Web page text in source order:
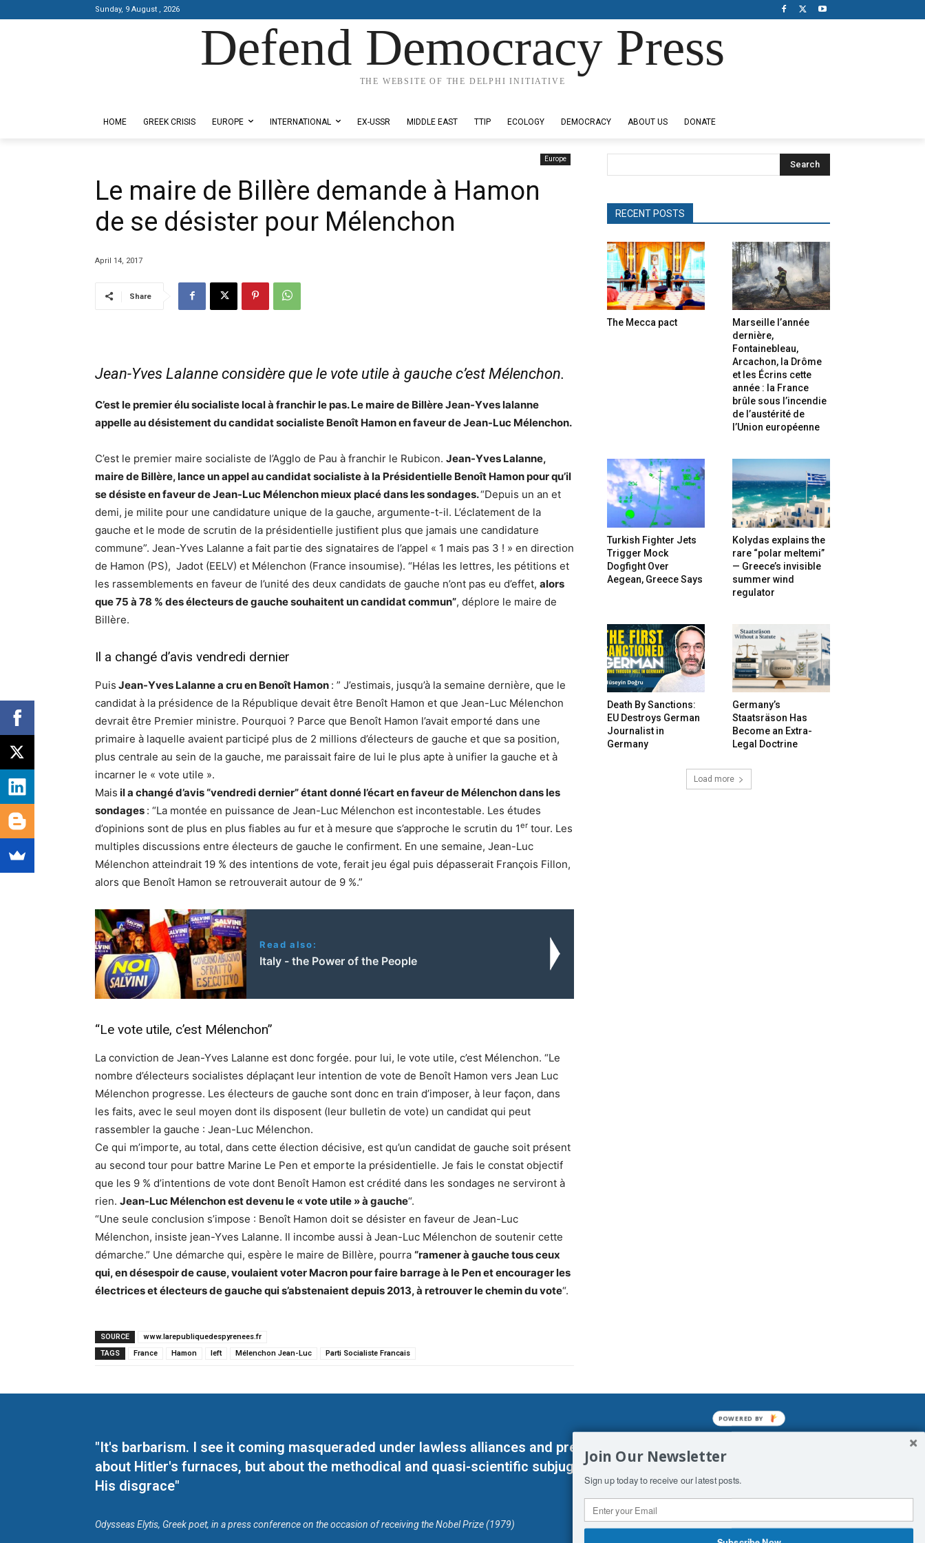
Sunday, 9 August , 2026
Defend Democracy Press
THE WEBSITE OF THE DELPHI INITIATIVE
HOME GREEK CRISIS EUROPE INTERNATIONAL EX-USSR MIDDLE EAST TTIP ECOLOGY DEMOCRACY ABOUT US DONATE
Europe
Le maire de Billère demande à Hamon
de se désister pour Mélenchon
April 14, 2017
Share
Jean-Yves Lalanne considère que le vote utile à gauche c’est Mélenchon.
C’est le premier élu socialiste local à franchir le pas. Le maire de Billère Jean-Yves lalanne
appelle au désistement du candidat socialiste Benoît Hamon en faveur de Jean-Luc Mélenchon.
C’est le premier maire socialiste de l’Agglo de Pau à franchir le Rubicon. Jean-Yves Lalanne,
maire de Billère, lance un appel au candidat socialiste à la Présidentielle Benoît Hamon pour qu’il
se désiste en faveur de Jean-Luc Mélenchon mieux placé dans les sondages.“Depuis un an et
demi, je milite pour une candidature unique de la gauche, argumente-t-il. L’éclatement de la
gauche et le mode de scrutin de la présidentielle justifient plus que jamais une candidature
commune”. Jean-Yves Lalanne a fait partie des signataires de l’appel « 1 mais pas 3 ! » en direction
de Hamon (PS), Jadot (EELV) et Mélenchon (France insoumise). “Hélas les lettres, les pétitions et
les rassemblements en faveur de l’unité des deux candidats de gauche n’ont pas eu d’effet, alors
que 75 à 78 % des électeurs de gauche souhaitent un candidat commun”, déplore le maire de
Billère.
Il a changé d’avis vendredi dernier
Puis Jean-Yves Lalanne a cru en Benoît Hamon : ” J’estimais, jusqu’à la semaine dernière, que le
candidat à la présidence de la République devait être Benoît Hamon et que Jean-Luc Mélenchon
devrait être Premier ministre. Pourquoi ? Parce que Benoît Hamon l’avait emporté dans une
primaire à laquelle avaient participé plus de 2 millions d’électeurs de gauche et que sa position,
plus centrale au sein de la gauche, me paraissait faire de lui le plus apte à unifier la gauche et à
incarner le « vote utile ».
Mais il a changé d’avis “vendredi dernier” étant donné l’écart en faveur de Mélenchon dans les
sondages : “La montée en puissance de Jean-Luc Mélenchon est incontestable. Les études
d’opinions sont de plus en plus fiables au fur et à mesure que s’approche le scrutin du 1er tour. Les
multiples discussions entre électeurs de gauche le confirment. En une semaine, Jean-Luc
Mélenchon atteindrait 19 % des intentions de vote, ferait jeu égal puis dépasserait François Fillon,
alors que Benoît Hamon se retrouverait autour de 9 %.”
Read also:
Italy - the Power of the People
“Le vote utile, c’est Mélenchon”
La conviction de Jean-Yves Lalanne est donc forgée. pour lui, le vote utile, c’est Mélenchon. “Le
nombre d’électeurs socialistes déplaçant leur intention de vote de Benoît Hamon vers Jean Luc
Mélenchon progresse. Les électeurs de gauche sont donc en train d’imposer, à leur façon, dans
les faits, avec le seul moyen dont ils disposent (leur bulletin de vote) un candidat qui peut
rassembler la gauche : Jean-Luc Mélenchon.
Ce qui m’importe, au total, dans cette élection décisive, est qu’un candidat de gauche soit présent
au second tour pour battre Marine Le Pen et emporte la présidentielle. Je fais le constat objectif
que les 9 % d’intentions de vote dont Benoît Hamon est crédité dans les sondages ne serviront à
rien. Jean-Luc Mélenchon est devenu le « vote utile » à gauche“.
“Une seule conclusion s’impose : Benoît Hamon doit se désister en faveur de Jean-Luc
Mélenchon, insiste jean-Yves Lalanne. Il incombe aussi à Jean-Luc Mélenchon de soutenir cette
démarche.” Une démarche qui, espère le maire de Billère, pourra “ramener à gauche tous ceux
qui, en désespoir de cause, voulaient voter Macron pour faire barrage à le Pen et encourager les
électrices et électeurs de gauche qui s’abstenaient depuis 2013, à retrouver le chemin du vote“.
SOURCE
www.larepubliquedespyrenees.fr
TAGS
France Hamon left Mélenchon Jean-Luc Parti Socialiste Francais
Search
RECENT POSTS
The Mecca pact
Marseille l’année
dernière,
Fontainebleau,
Arcachon, la Drôme
et les Écrins cette
année : la France
brûle sous l’incendie
de l’austérité de
l’Union européenne
Turkish Fighter Jets
Trigger Mock
Dogfight Over
Aegean, Greece Says
Kolydas explains the
rare “polar meltemi”
— Greece’s invisible
summer wind
regulator
Death By Sanctions:
EU Destroys German
Journalist in
Germany
Germany’s
Staatsräson Has
Become an Extra-
Legal Doctrine
Load more
"It's barbarism. I see it coming masqueraded under lawless alliances and predetermined enslavements. It may not be
about Hitler's furnaces, but about the methodical and quasi-scientific subjugation of Man. His absolute humiliation.
His disgrace"
Odysseas Elytis, Greek poet, in a press conference on the occasion of receiving the Nobel Prize (1979)
Join Our Newsletter
Sign up today to receive our latest posts.
POWERED BY